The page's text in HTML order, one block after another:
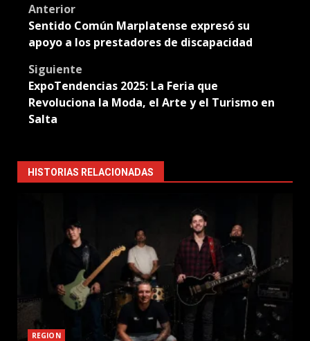
Post
navigation
Anterior
Sentido Común Marplatense expresó su
apoyo a los prestadores de discapacidad
Siguiente
ExpoTendencias 2025: La Feria que
Revoluciona la Moda, el Arte y el Turismo en
Salta
HISTORIAS RELACIONADAS
REGION